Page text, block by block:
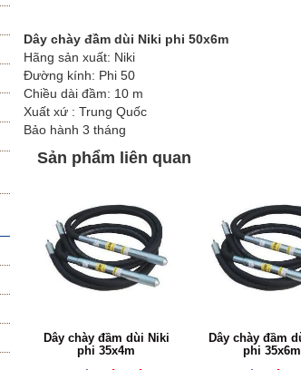
Dây chày đầm dùi Niki phi 50x6m
Hãng sản xuất: Niki
Đường kính: Phi 50
Chiều dài đầm: 10 m
Xuất xứ : Trung Quốc
Bảo hành 3 tháng
Sản phẩm liên quan
Dây chày đầm dùi Niki
phi 35x4m
Dây chày đầm
phi 35x6m